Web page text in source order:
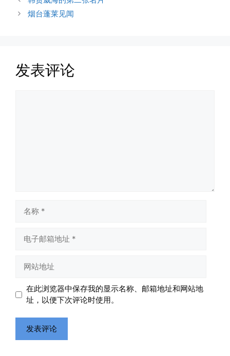
烟台蓬莱见闻
发表评论
址
址
在此浏览器中保存我的显示名称、邮箱地址和网站地
址，以便下次评论时使用。